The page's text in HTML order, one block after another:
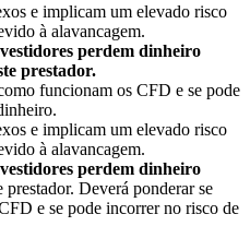
e implicam um elevado risco
à alavancagem.
perdem dinheiro
prestador.
funcionam os CFD e se pode
e implicam um elevado risco
à alavancagem.
perdem dinheiro
Deverá ponderar se
e se pode incorrer no risco de